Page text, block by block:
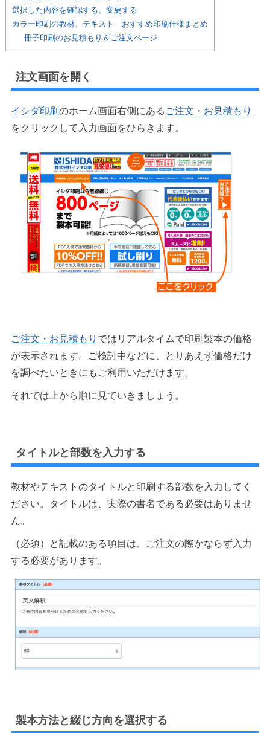
選択した内容を確認する、変更する
カラー印刷の教材、テキスト おすすめ印刷仕様まとめ
冊子印刷のお見積もり＆ご注文ページ
注文画面を開く
イシダ印刷のホーム画面右側にある ご注文・お見積もり
をクリックして入力画面をひらきます。
ご注文・お見積もり ではリアルタイムで印刷製本の価格
が表示されます。ご検討中などに、とりあえず価格だけ
を調べたいときにもご利用いただけます。
それでは上から順に見ていきましょう。
タイトルと部数を入力する
教材やテキストのタイトルと印刷する部数を入力してく
ださい。タイトルは、実際の書名である必要はありませ
ん。
（必須）と記載のある項目は、ご注文の際かならず入力
する必要があります。
製本方法と綴じ方向を選択する